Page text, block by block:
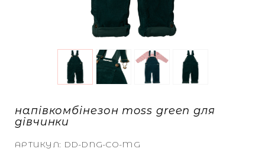
напівкомбінезон moss green для
дівчинки
АРТИКУЛ: DD-DNG-CO-MG